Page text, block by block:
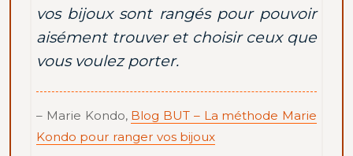
vos bijoux sont rangés pour pouvoir
aisément trouver et choisir ceux que
vous voulez porter.
– Marie Kondo, Blog BUT – La méthode Marie
Kondo pour ranger vos bijoux